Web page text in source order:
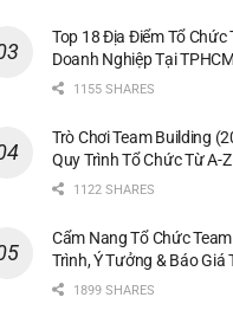
Top 18 Địa Điểm Tổ Chức
Doanh Nghiệp Tại
1155 SHARES
Trò Chơi Team Building
Quy Trình Tổ Chức Từ A-
1122 SHARES
Cẩm Nang Tổ Chức
Trình, Ý Tưởng & Báo Giá
1899 SHARES